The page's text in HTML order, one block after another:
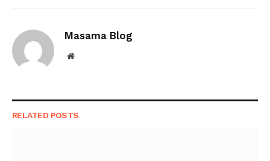
Masama Blog
Website
RELATED POSTS